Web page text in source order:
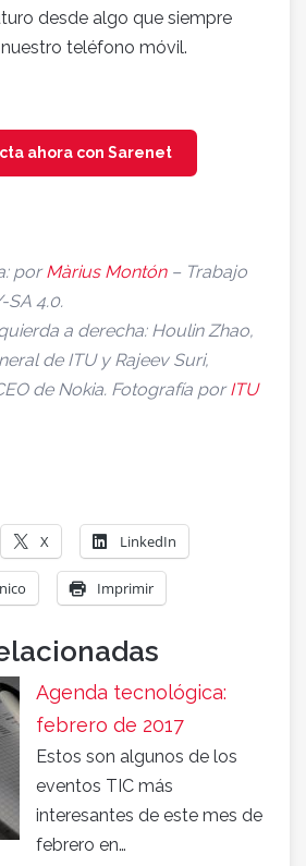
desde algo que siempre
teléfono móvil.
ahora con Sarenet
porMàrius Montón– Trabajo
SA 4.0.
a derecha: Houlin Zhao,
de ITU y Rajeev Suri,
de Nokia. Fotografía porITU
X LinkedIn
Imprimir
Agenda tecnológica:
febrero de 2017
Estos son algunos de los
eventos TIC más
interesantes de este mes de
febrero en…